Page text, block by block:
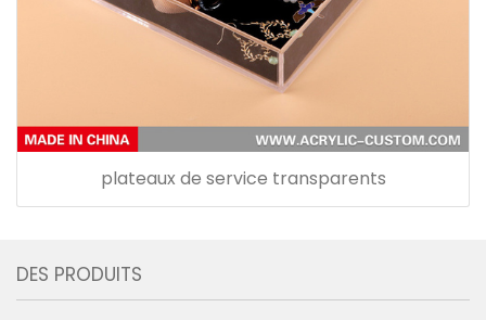
plateaux de service transparents
DES PRODUITS